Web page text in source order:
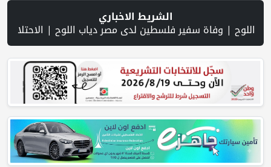
الشريط الاخباري
حماس ترمم بنيتها التحتية والجيش الإسرائيلي مقيد بفعل الضغوط الأميركية | شهادات جنود تكشف تغوّل إرهاب المستوطنين وتواطؤ جيش الاحتلال في الضفة | قصف وإطلاق نار إسرائيلي متواصل يستهدف النازحين في غزة | الجيش الإسرائيلي: أنهينا 80% من "مشروع الشرق" على الحدود مع سوريا | الاحتلال يقتحم عدة قرى في نابلس ويداهم منازل ويستجوب مواطنين | اسعار صرف العملات | حملة في الولايات المتحدة تدعو الأطباء لمقاطعة الجمعية الطبية الأمريكية احتجاجاً على موقفها من غزة | مفاوضات هرمز تتقدم وسط مؤشرات على تهدئة | إسرائيل: مشروع إماراتي لإقامة مجمّع خيام في غزة تحت إشراف الجيش